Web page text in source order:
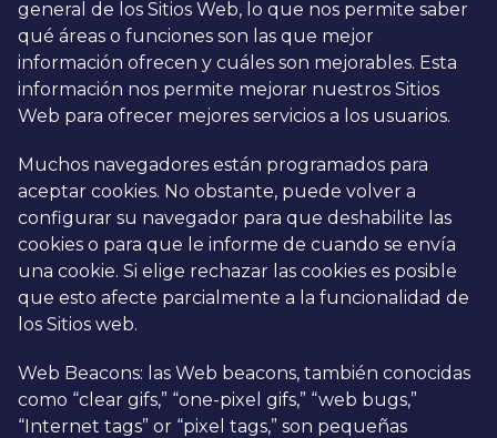
general de los Sitios Web, lo que nos permite saber
qué áreas o funciones son las que mejor
información ofrecen y cuáles son mejorables. Esta
información nos permite mejorar nuestros Sitios
Web para ofrecer mejores servicios a los usuarios.
Muchos navegadores están programados para
aceptar cookies. No obstante, puede volver a
configurar su navegador para que deshabilite las
cookies o para que le informe de cuando se envía
una cookie. Si elige rechazar las cookies es posible
que esto afecte parcialmente a la funcionalidad de
los Sitios web.
Web Beacons: las Web beacons, también conocidas
como “clear gifs,” “one-pixel gifs,” “web bugs,”
“Internet tags” or “pixel tags,” son pequeñas